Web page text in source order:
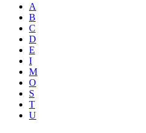
A
B
C
D
E
I
M
O
S
T
U